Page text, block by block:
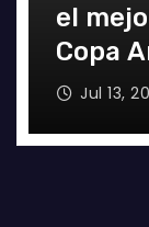
el
Copa
Jul 13,